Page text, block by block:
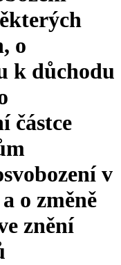
o
k důchodu
částce
v
o změně
znění